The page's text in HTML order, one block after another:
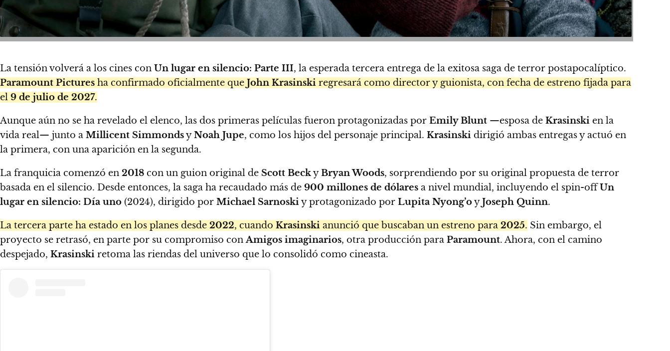
La tensión volverá a los cines con Un lugar en silencio: Parte III, la esperada tercera entrega de la exitosa saga de terror postapocalíptico.
Paramount Pictures ha confirmado oficialmente que John Krasinski regresará como director y guionista, con fecha de estreno fijada para
el 9 de julio de 2027.
Aunque aún no se ha revelado el elenco, las dos primeras películas fueron protagonizadas por Emily Blunt —esposa de Krasinski en la
vida real— junto a Millicent SimmondsyNoah Jupe, como los hijos del personaje principal. Krasinski dirigió ambas entregas y actuó en
la primera, con una aparición en la segunda.
La franquicia comenzó en 2018 con un guion original de Scott BeckyBryan Woods, sorprendiendo por su original propuesta de terror
basada en el silencio. Desde entonces, la saga ha recaudado más de 900 millones de dólares a nivel mundial, incluyendo el spin-offUn
lugar en silencio: Día uno (2024), dirigido por Michael Sarnoskiy protagonizado por Lupita Nyong’oyJoseph Quinn.
La tercera parte ha estado en los planes desde 2022, cuando Krasinski anunció que buscaban un estreno para 2025. Sin embargo, el
proyecto se retrasó, en parte por su compromiso conAmigos imaginarios, otra producción para Paramount. Ahora, con el camino
despejado, Krasinski retoma las riendas del universo que lo consolidó como cineasta.